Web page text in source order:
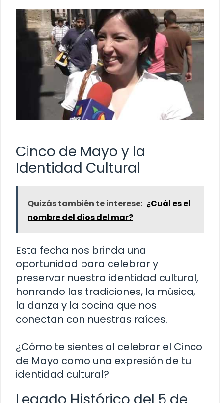
Cinco de Mayo y la
Identidad Cultural
Quizás también te interese: ¿Cuál es el
nombre del dios del mar?
Esta fecha nos brinda una
oportunidad para celebrar y
preservar nuestra identidad cultural,
honrando las tradiciones, la música,
la danza y la cocina que nos
conectan con nuestras raíces.
¿Cómo te sientes al celebrar el Cinco
de Mayo como una expresión de tu
identidad cultural?
Legado Histórico del 5 de